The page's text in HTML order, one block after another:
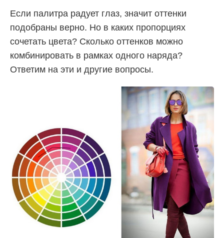
Если палитра радует глаз, значит оттенки
подобраны верно. Но в каких пропорциях
сочетать цвета? Сколько оттенков можно
комбинировать в рамках одного наряда?
Ответим на эти и другие вопросы.